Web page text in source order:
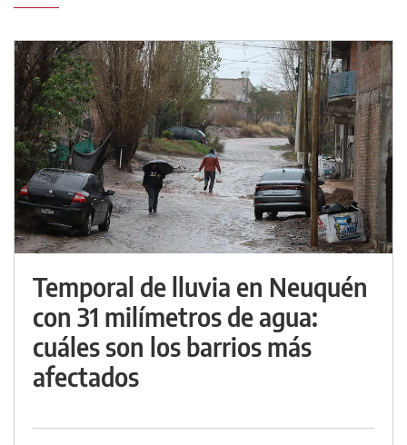
Temporal de lluvia en Neuquén
con 31 milímetros de agua:
cuáles son los barrios más
afectados